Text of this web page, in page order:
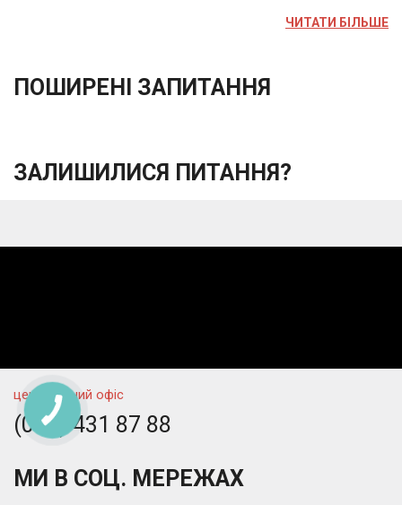
ЧИТАТИ БІЛЬШЕ
ПОШИРЕНІ ЗАПИТАННЯ
ЗАЛИШИЛИСЯ ПИТАННЯ?
центральний офіс
(067) 431 87 88
МИ В СОЦ. МЕРЕЖАХ